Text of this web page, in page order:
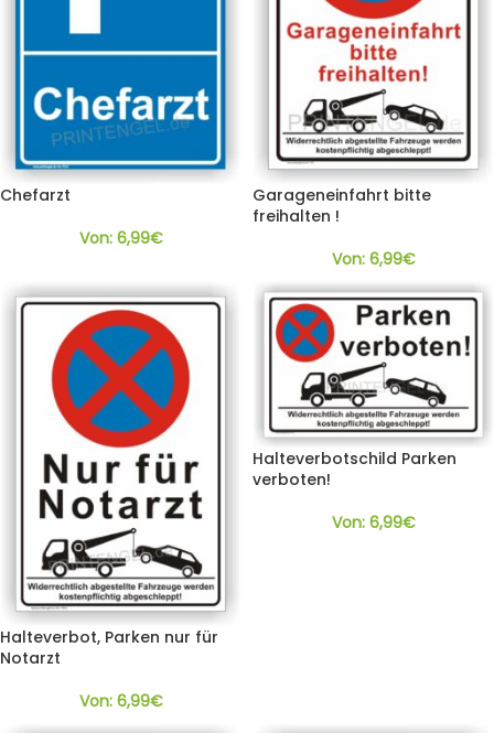
Chefarzt
Von: 6,99€
Garageneinfahrt bitte
freihalten !
Von: 6,99€
Halteverbot, Parken nur für
Notarzt
Von: 6,99€
Halteverbotschild Parken
verboten!
Von: 6,99€